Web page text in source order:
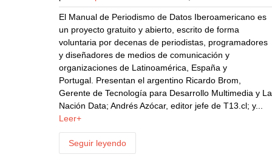
El Manual de Periodismo de Datos Iberoamericano es
un proyecto gratuito y abierto, escrito de forma
voluntaria por decenas de periodistas, programadores
y diseñadores de medios de comunicación y
organizaciones de Latinoamérica, España y
Portugal. Presentan el argentino Ricardo Brom,
Gerente de Tecnología para Desarrollo Multimedia y La
Nación Data; Andrés Azócar, editor jefe de T13.cl; y...
Leer+
Seguir leyendo